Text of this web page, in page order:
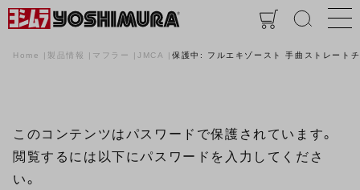
Home 製品情報 マフラー JMCA 保護中: フルエキゾースト 手曲ストレート
このコンテンツはパスワードで保護されています。
閲覧するには以下にパスワードを入力してくださ
い。